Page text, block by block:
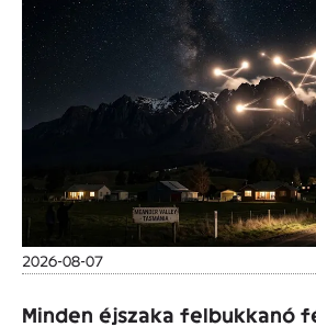
2026-08-07
Minden éjszaka felbukkanó